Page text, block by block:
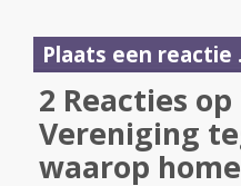
Plaats een reactie
2 Reacties
Vereniging
waarop